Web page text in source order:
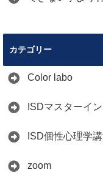
カテゴリー
Color labo
ISDマスターイ
ISD個性心理学
zoom